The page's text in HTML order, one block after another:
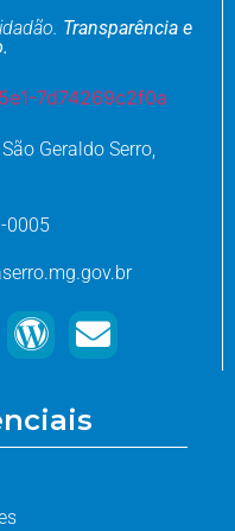
Transparência e
Geraldo Serro,
0005